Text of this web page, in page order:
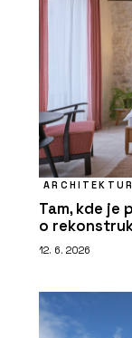
Tam, kde je
o
12. 6. 2026